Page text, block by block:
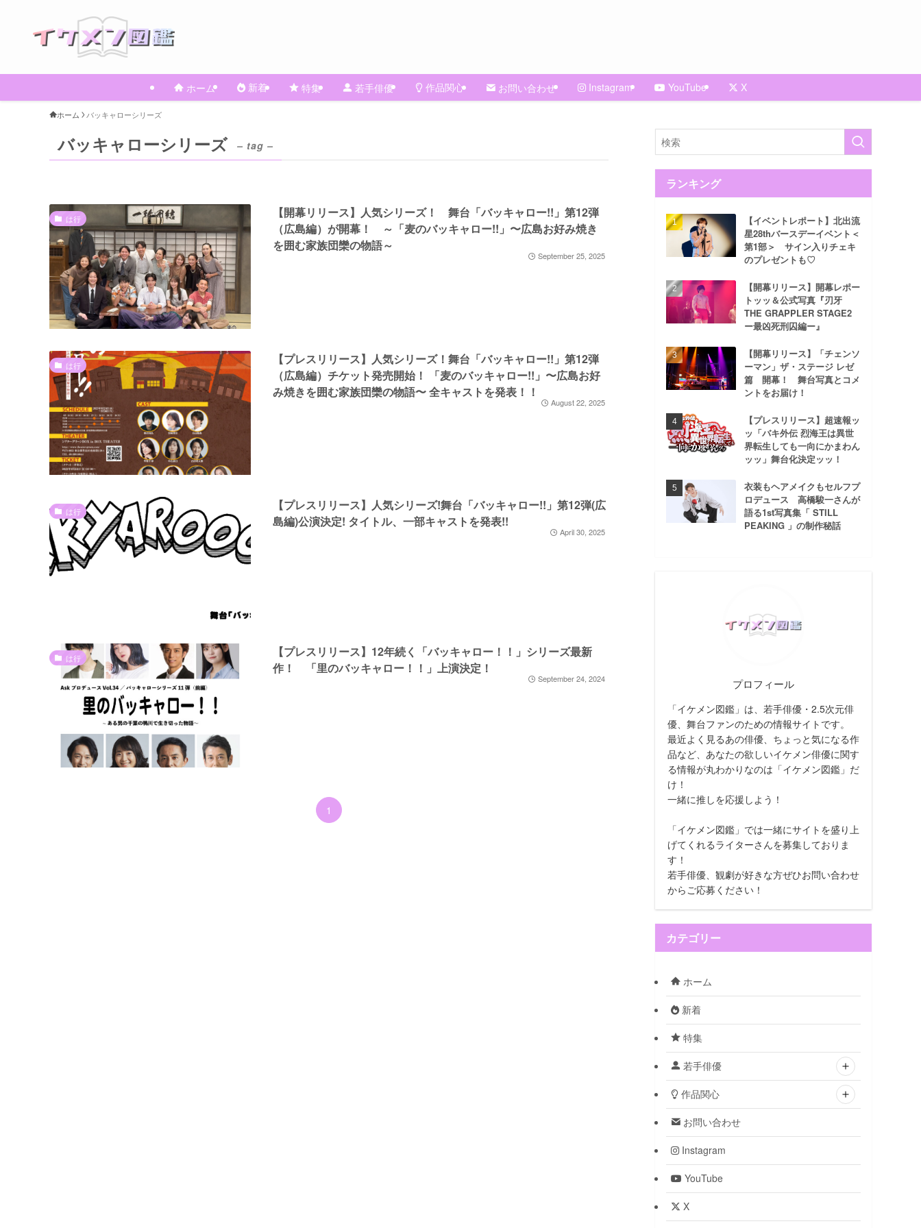
ホーム 新着 特集 若手俳優 作品関心 お問い合わせ Instagram YouTube X
ホーム バッキャローシリーズ
バッキャローシリーズ – tag –
は行
【開幕リリース】人気シリーズ！ 舞台「バッキャロー!!」第12弾
（広島編）が開幕！ ～「麦のバッキャロー!!」〜広島お好み焼き
を囲む家族団欒の物語～
September 25, 2025
は行
【プレスリリース】人気シリーズ！舞台「バッキャロー!!」第12弾
（広島編）チケット発売開始！ 「麦のバッキャロー!!」〜広島お好
み焼きを囲む家族団欒の物語〜 全キャストを発表！！
August 22, 2025
は行
【プレスリリース】人気シリーズ!舞台「バッキャロー!!」第12弾(広
島編)公演決定! タイトル、一部キャストを発表!!
April 30, 2025
は行
【プレスリリース】12年続く「バッキャロー！！」シリーズ最新
作！ 「里のバッキャロー！！」上演決定！
September 24, 2024
1
ランキング
【イベントレポート】北出流
星28thバースデーイベント＜
第1部＞ サイン入りチェキ
のプレゼントも♡
【開幕リリース】開幕レポー
トッッ＆公式写真『刃牙
THE GRAPPLER STAGE2
ー最凶死刑囚編ー』
【開幕リリース】「チェンソ
ーマン」ザ・ステージ レゼ
篇 開幕！ 舞台写真とコメ
ントをお届け！
【プレスリリース】超速報ッ
ッ「バキ外伝 烈海王は異世
界転生しても一向にかまわん
ッッ」舞台化決定ッッ！
衣装もヘアメイクもセルフプ
ロデュース 高橋駿一さんが
語る1st写真集「 STILL
PEAKING 」の制作秘話
プロフィール
「イケメン図鑑」は、若手俳優・2.5次元俳
優、舞台ファンのための情報サイトです。
最近よく見るあの俳優、ちょっと気になる作
品など、あなたの欲しいイケメン俳優に関す
る情報が丸わかりなのは「イケメン図鑑」だ
け！
一緒に推しを応援しよう！
「イケメン図鑑」では一緒にサイトを盛り上
げてくれるライターさんを募集しておりま
す！
若手俳優、観劇が好きな方ぜひお問い合わせ
からご応募ください！
カテゴリー
ホーム
新着
特集
若手俳優
作品関心
お問い合わせ
Instagram
YouTube
X